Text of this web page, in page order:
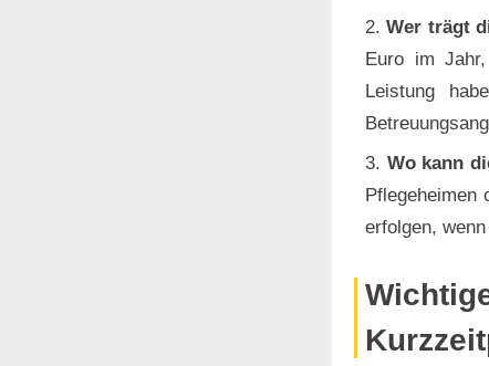
Wer trägt
Euro im
Leistung
Wo kann
Pflegeheimen
erfolgen,